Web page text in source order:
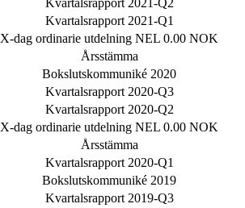
Kvartalsrapport 2021-Q2
Kvartalsrapport 2021-Q1
X-dag ordinarie utdelning NEL 0.00 NOK
Årsstämma
Bokslutskommuniké 2020
Kvartalsrapport 2020-Q3
Kvartalsrapport 2020-Q2
X-dag ordinarie utdelning NEL 0.00 NOK
Årsstämma
Kvartalsrapport 2020-Q1
Bokslutskommuniké 2019
Kvartalsrapport 2019-Q3